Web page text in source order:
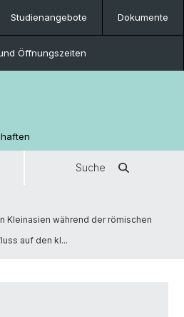
Studienangebote Dokumente
Öffnungszeiten
Suche
Kleinasien während der römischen
auf den kl...